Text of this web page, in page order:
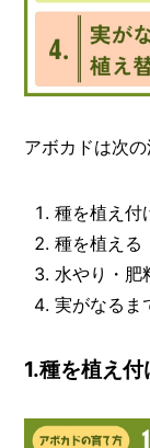
アボカドは次の
種を植え付
種を植える
水やり・肥
実がなるま
1.種を植え